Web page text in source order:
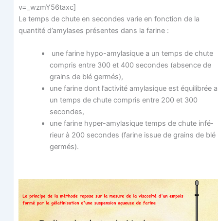
v=_wzmY56taxc]
Le temps de chute en secondes varie en fonc­tion de la
quan­ti­té d’amylases pré­sentes dans la farine :
une farine hypo-amy­la­sique a un temps de chute
com­pris entre 300 et 400 secondes (absence de
grains de blé germés),
une farine dont l’activité amy­la­sique est équi­li­brée a
un temps de chute com­pris entre 200 et 300
secondes,
une farine hyper-amy­la­sique temps de chute infé­
rieur à 200 secondes (farine issue de grains de blé
germés).